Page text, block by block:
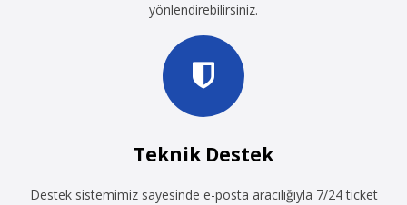
yönlendirebilirsiniz.
Teknik Destek
Destek sistemimiz sayesinde e-posta aracılığıyla 7/24 ticket